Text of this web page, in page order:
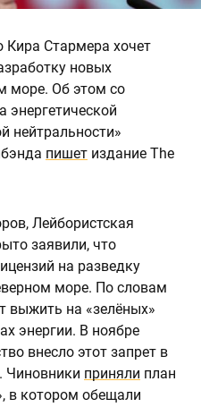
Кира Стармера хочет
новых
море. Об этом со
энергетической
нейтральности»
пишет издание The
Лейбористская
заявили, что
на разведку
море. По словам
выжить на «зелёных»
энергии. В ноябре
внесло этот запрет в
Чиновники приняли план
в котором обещали